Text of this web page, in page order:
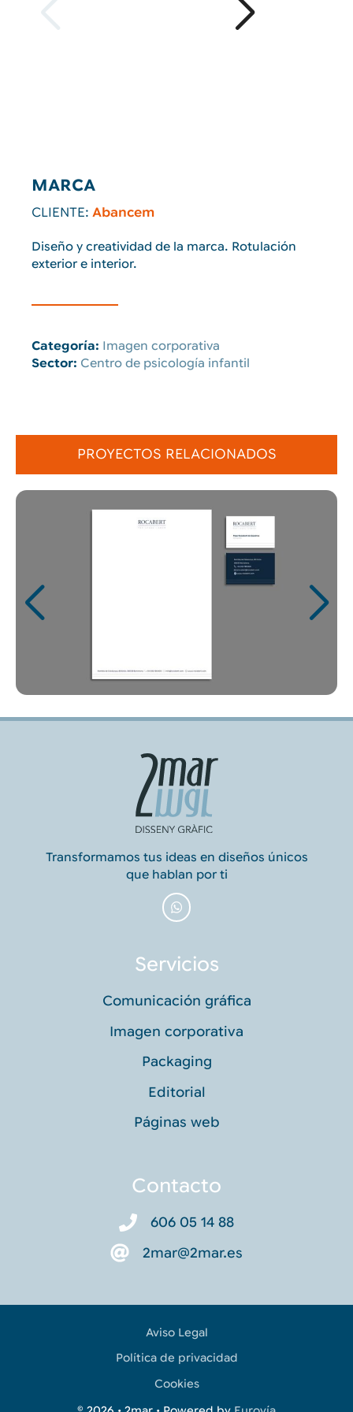
MARCA
CLIENTE: Abancem
Diseño y creatividad de la marca. Rotulación
exterior e interior.
Categoría: Imagen corporativa
Sector: Centro de psicología infantil
PROYECTOS RELACIONADOS
Transformamos tus ideas en diseños únicos
que hablan por ti
Servicios
Comunicación gráfica
Imagen corporativa
Packaging
Editorial
Páginas web
Contacto
606 05 14 88
2mar@2mar.es
Aviso Legal
Política de privacidad
Cookies